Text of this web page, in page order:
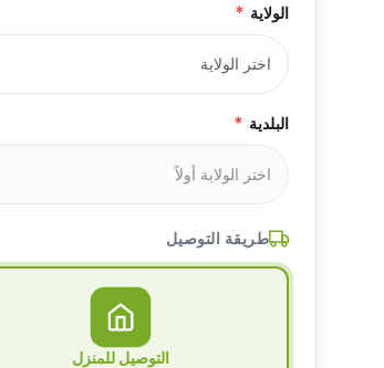
الولاية *
البلدية *
طريقة التوصيل
التوصيل للمنزل